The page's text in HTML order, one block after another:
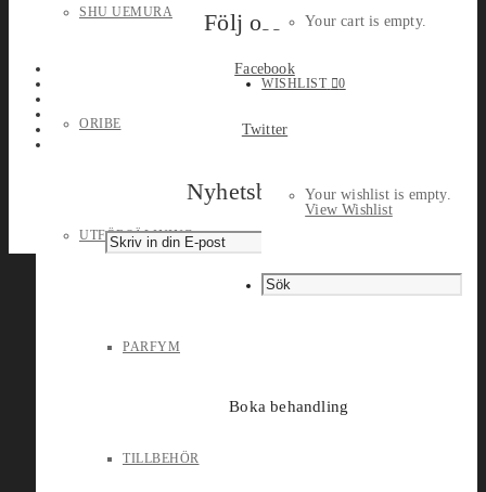
SHU UEMURA
ORIBE
UTFÖRSÄLJNING
PARFYM
TILLBEHÖR
Your cart is empty.
WISHLIST 0
Your wishlist is empty.
View Wishlist
Boka behandling
Följ oss
Facebook
Twitter
Nyhetsbrev